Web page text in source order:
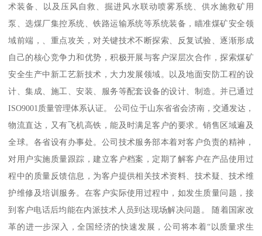
术装备、以及压风自救、掘进风水联动喷雾系统、供水施救矿用
泵、选煤厂集控系统、铁路运输系统等系统装备，瞄准煤矿安全领
域前端，、重点攻关，对关键技术不断探索、反复试验、逐渐形成
自己的核心竞争力和优势，积极开展与客户深层次合作，探索煤矿
安全生产中新工艺新技术，大力发展领域。以及地面安防工程的设
计、集成、施工、安装、服务等配套设备的设计、制造。并已通过
ISO9001质量管理体系认证。 公司位于山东省省会济南，交通发达，
物流直达，又有飞机高铁，能及时满足客户的要求。销售区域遍及
全球。各省设有办事处。公司技术服务部本着对客户负责的精神，
对用户实施质量跟踪，建立客户档案，定期了解客户在产品使用过
程中的质量反馈信息，为客户提供相关技术资料、技术疑、技术维
护维修及培训服务。在客户实际使用过程中，如发生质量问题，接
到客户电话后均能在内派技术人员到达现场解决问题。 随着国家改
革的进一步深入，全国经济的快速发展，公司将本着“以质量求生